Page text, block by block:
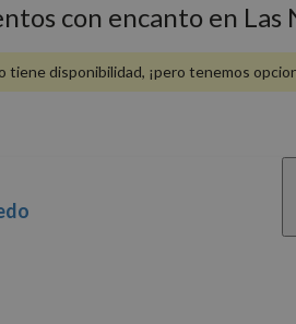
con encanto en Las
tiene disponibilidad, ¡pero tenemos